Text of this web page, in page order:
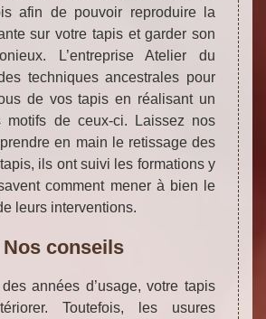
afin de pouvoir reproduire la
sur votre tapis et garder son
L’entreprise Atelier du
techniques ancestrales pour
de vos tapis en réalisant un
motifs de ceux-ci. Laissez nos
en main le retissage des
ils ont suivi les formations y
comment mener à bien le
leurs interventions.
Nos conseils
années d’usage, votre tapis
Toutefois, les usures